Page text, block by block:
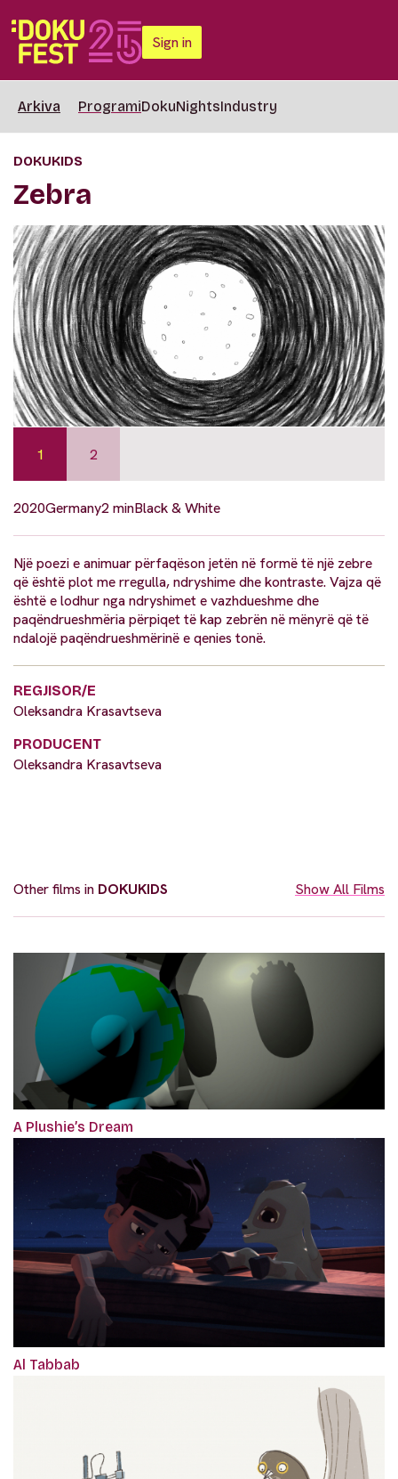
Sign in
Arkiva ProgramiDokuNightsIndustry
DOKUKIDS
Zebra
1 2
2020Germany2 minBlack & White
Një poezi e animuar përfaqëson jetën në formë të një zebre
që është plot me rregulla, ndryshime dhe kontraste. Vajza që
është e lodhur nga ndryshimet e vazhdueshme dhe
paqëndrueshmëria përpiqet të kap zebrën në mënyrë që të
ndalojë paqëndrueshmërinë e qenies tonë.
REGJISOR/E
Oleksandra Krasavtseva
PRODUCENT
Oleksandra Krasavtseva
Other films in DOKUKIDS Show All Films
A Plushie’s Dream
Al Tabbab